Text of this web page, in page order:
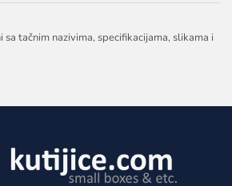
tačnim nazivima, specifikacijama, slikama i